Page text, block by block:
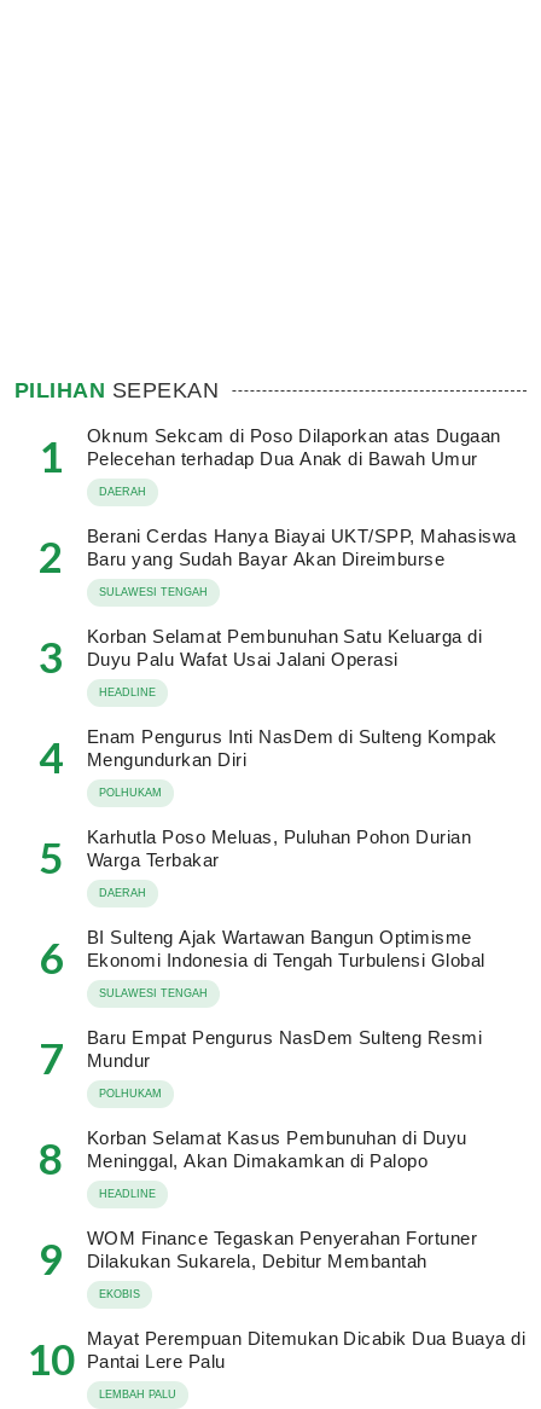
PILIHAN SEPEKAN
1
Oknum Sekcam di Poso Dilaporkan atas Dugaan
Pelecehan terhadap Dua Anak di Bawah Umur
DAERAH
2
Berani Cerdas Hanya Biayai UKT/SPP, Mahasiswa
Baru yang Sudah Bayar Akan Direimburse
SULAWESI TENGAH
3
Korban Selamat Pembunuhan Satu Keluarga di
Duyu Palu Wafat Usai Jalani Operasi
HEADLINE
4
Enam Pengurus Inti NasDem di Sulteng Kompak
Mengundurkan Diri
POLHUKAM
5
Karhutla Poso Meluas, Puluhan Pohon Durian
Warga Terbakar
DAERAH
6
BI Sulteng Ajak Wartawan Bangun Optimisme
Ekonomi Indonesia di Tengah Turbulensi Global
SULAWESI TENGAH
7
Baru Empat Pengurus NasDem Sulteng Resmi
Mundur
POLHUKAM
8
Korban Selamat Kasus Pembunuhan di Duyu
Meninggal, Akan Dimakamkan di Palopo
HEADLINE
9
WOM Finance Tegaskan Penyerahan Fortuner
Dilakukan Sukarela, Debitur Membantah
EKOBIS
10
Mayat Perempuan Ditemukan Dicabik Dua Buaya di
Pantai Lere Palu
LEMBAH PALU